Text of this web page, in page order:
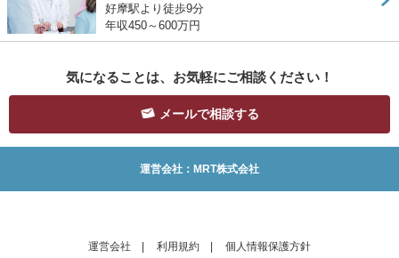
好摩駅より徒歩9分
年収450～600万円
気になることは、お気軽にご相談ください！
メールで相談する
運営会社：MRT株式会社
運営会社 利用規約 個人情報保護方針